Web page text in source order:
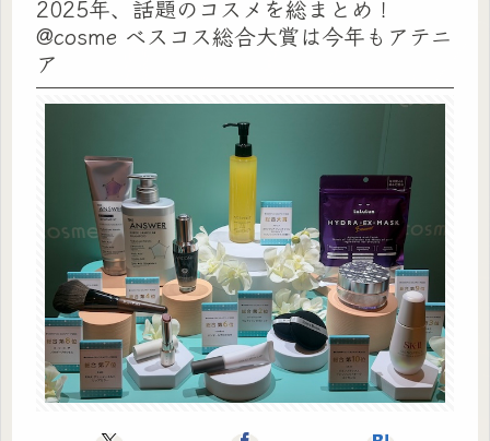
2025年、話題のコスメを総まとめ！
@cosme ベスコス総合大賞は今年もアテニ
ア